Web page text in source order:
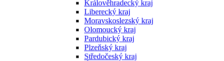
Králověhradecký kraj
Liberecký kraj
Moravskoslezský kraj
Olomoucký kraj
Pardubický kraj
Plzeňský kraj
Středočeský kraj